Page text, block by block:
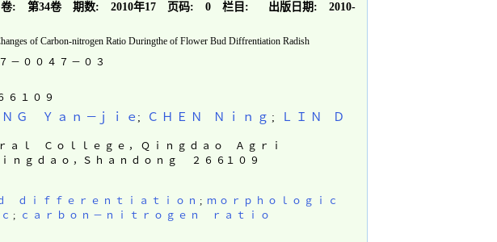
卷: 第34卷 期数: 2010年17 页码: 0 栏目: 出版日期:
2010-
of Carbon-nitrogen Ratio Duringthe of Flower Bud Diffrentiation Radish
－ ０ ０ ４ ７ － ０ ３
６ １ ０ ９
Ｎ Ｇ Ｙ ａ ｎ －ｊ ｉ ｅ ; Ｃ Ｈ Ｅ Ｎ Ｎ ｉ ｎ ｇ ;
Ｌ Ｉ Ｎ Ｄ
ａ ｌ Ｃ ｏ ｌ ｌ ｅ ｇ ｅ ， Ｑ ｉ ｎ ｇ ｄ ａ ｏ Ａ ｇ ｒ ｉ
ｎ ｇ ｄ ａ ｏ ，Ｓ ｈ ａ ｎ ｄ ｏ ｎ ｇ ２ ６ ６１ ０ ９
ｄ ｉ ｆ ｆ ｅ ｒ ｅ ｎ ｔ ｉ ａ ｔ ｉ ｏ ｎ ; ｍ ｏ ｒ ｐ ｈ ｏ ｌ ｏ ｇ ｉ ｃ
;
ｃ ａ ｒ ｂ ｏ ｎ － ｎ ｉ ｔ ｒ ｏ ｇ ｅ ｎ ｒ ａ ｔ ｉ ｏ